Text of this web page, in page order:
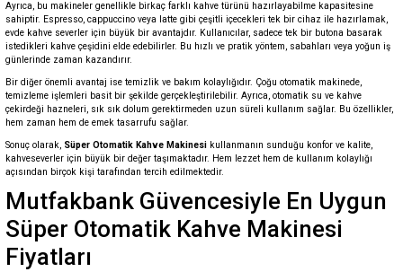
Ayrıca, bu makineler genellikle birkaç farklı kahve türünü hazırlayabilme kapasitesine
sahiptir. Espresso, cappuccino veya latte gibi çeşitli içecekleri tek bir cihaz ile hazırlamak,
evde kahve severler için büyük bir avantajdır. Kullanıcılar, sadece tek bir butona basarak
istedikleri kahve çeşidini elde edebilirler. Bu hızlı ve pratik yöntem, sabahları veya yoğun iş
günlerinde zaman kazandırır.
Bir diğer önemli avantaj ise temizlik ve bakım kolaylığıdır. Çoğu otomatik makinede,
temizleme işlemleri basit bir şekilde gerçekleştirilebilir. Ayrıca, otomatik su ve kahve
çekirdeği hazneleri, sık sık dolum gerektirmeden uzun süreli kullanım sağlar. Bu özellikler,
hem zaman hem de emek tasarrufu sağlar.
Sonuç olarak, Süper Otomatik Kahve Makinesi kullanmanın sunduğu konfor ve kalite,
kahveseverler için büyük bir değer taşımaktadır. Hem lezzet hem de kullanım kolaylığı
açısından birçok kişi tarafından tercih edilmektedir.
Mutfakbank Güvencesiyle En Uygun
Süper Otomatik Kahve Makinesi
Fiyatları